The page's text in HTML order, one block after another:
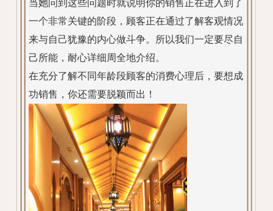
当她问到这些问题时就说明你的销售正在进入到了
一个非常关键的阶段，顾客正在通过了解客观情况
来与自己犹豫的内心做斗争。所以我们一定要尽自
己所能，耐心详细周全地介绍。
在充分了解不同年龄段顾客的消费心理后，要想成
功销售，你还需要脱颖而出！